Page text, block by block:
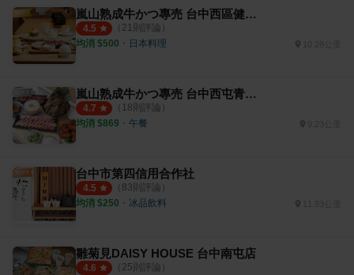
嵐山熟成牛かつ專売 台中西區健行店
4.5 （ 21則評論）
均消 $500 ・ 日本料理
嵐山熟成牛かつ專売 台中西屯青海店
4.7 （ 18則評論）
均消 $869 ・ 午餐
台中市第四信用合作社
4.5 （ 83則評論）
均消 $250 ・ 冰品飲料
雛菊見DAISY HOUSE 台中南屯店
4.6 （ 25則評論）